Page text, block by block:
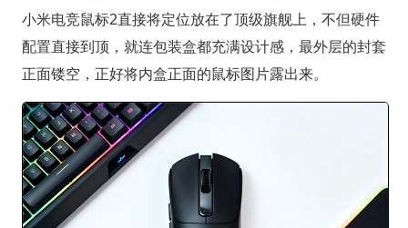
小米电竞鼠标2直接将定位放在了顶级旗舰上，不但硬件
配置直接到顶，就连包装盒都充满设计感，最外层的封套
正面镂空，正好将内盒正面的鼠标图片露出来。